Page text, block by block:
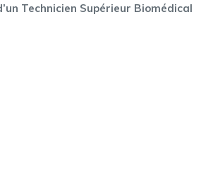
Technicien Supérieur Biomédical